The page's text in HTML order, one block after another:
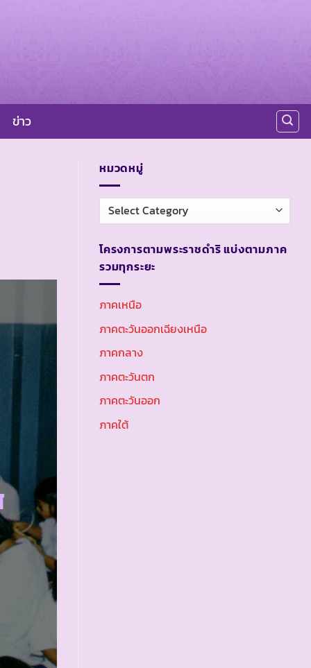
ข่าว
หมวดหมู่
หมวด
หมู่
โครงการตามพระราชดำริ แบ่งตามภาค
รวมทุกระยะ
ภาคเหนือ
ภาคตะวันออกเฉียงเหนือ
ภาคกลาง
ภาคตะวันตก
ภาคตะวันออก
ภาคใต้